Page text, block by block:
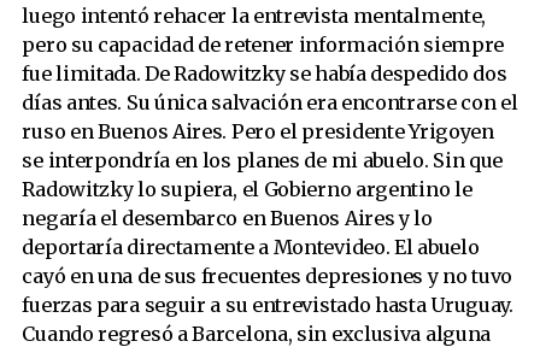
luego intentó rehacer la entrevista mentalmente,
pero su capacidad de retener información siempre
fue limitada. De Radowitzky se había despedido dos
días antes. Su única salvación era encontrarse con el
ruso en Buenos Aires. Pero el presidente Yrigoyen
se interpondría en los planes de mi abuelo. Sin que
Radowitzky lo supiera, el Gobierno argentino le
negaría el desembarco en Buenos Aires y lo
deportaría directamente a Montevideo. El abuelo
cayó en una de sus frecuentes depresiones y no tuvo
fuerzas para seguir a su entrevistado hasta Uruguay.
Cuando regresó a Barcelona, sin exclusiva alguna